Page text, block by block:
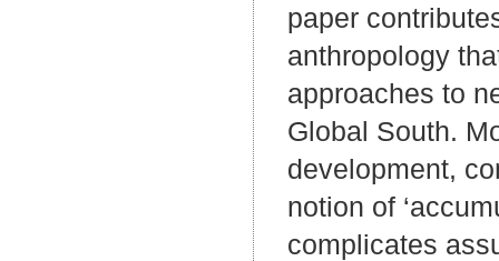
paper
anthropology
approaches to
Global South.
development,
notion of
complicates